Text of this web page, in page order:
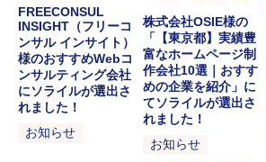
FREECONSUL
INSIGHT（フリーコ
ンサル インサイト）
様のおすすめWebコ
ンサルティング会社
にソライルが選出さ
れました！
お知らせ
株式会社OSIE様の
「【東京都】実績豊
富なホームページ制
作会社10選｜おすす
めの企業を紹介」に
てソライルが選出さ
れました！
お知らせ